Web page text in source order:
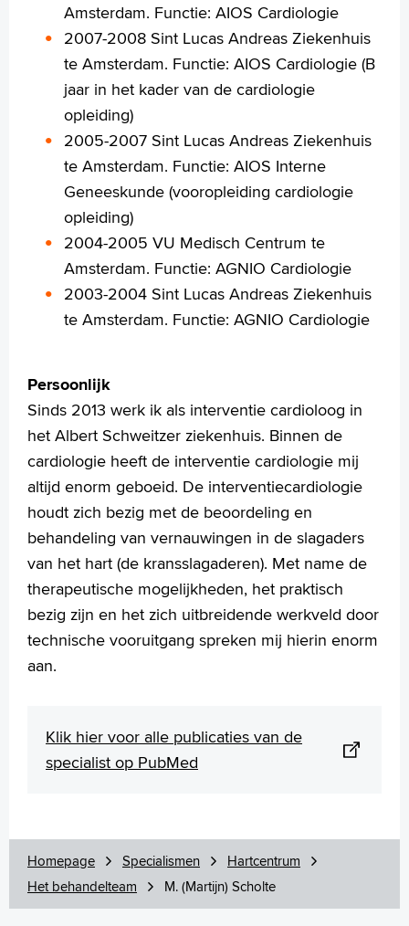
Amsterdam. Functie: AIOS Cardiologie
2007-2008 Sint Lucas Andreas Ziekenhuis
te Amsterdam. Functie: AIOS Cardiologie (B
jaar in het kader van de cardiologie
opleiding)
2005-2007 Sint Lucas Andreas Ziekenhuis
te Amsterdam. Functie: AIOS Interne
Geneeskunde (vooropleiding cardiologie
opleiding)
2004-2005 VU Medisch Centrum te
Amsterdam. Functie: AGNIO Cardiologie
2003-2004 Sint Lucas Andreas Ziekenhuis
te Amsterdam. Functie: AGNIO Cardiologie
Persoonlijk
Sinds 2013 werk ik als interventie cardioloog in
het Albert Schweitzer ziekenhuis. Binnen de
cardiologie heeft de interventie cardiologie mij
altijd enorm geboeid. De interventiecardiologie
houdt zich bezig met de beoordeling en
behandeling van vernauwingen in de slagaders
van het hart (de kransslagaderen). Met name de
therapeutische mogelijkheden, het praktisch
bezig zijn en het zich uitbreidende werkveld door
technische vooruitgang spreken mij hierin enorm
aan.
Klik hier voor alle publicaties van de
specialist op PubMed
Homepage Specialismen
Hartcentrum
Het behandelteam
M. (Martijn) Scholte